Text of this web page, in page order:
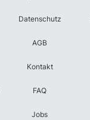
Datenschutz
AGB
Kontakt
FAQ
Jobs